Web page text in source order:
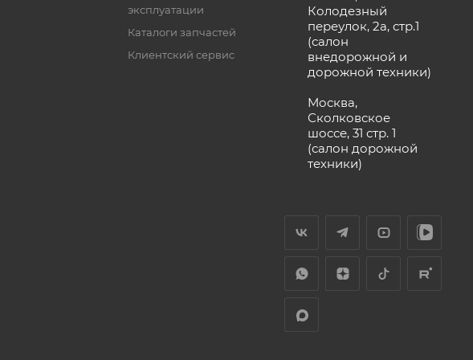
эксплуатации
Каталоги запчастей
Клиентский сервис
Колодезный
переулок, 2а, стр.1
(салон
внедорожной и
дорожной техники)
Москва,
Сколковское
шоссе, 31 стр. 1
(салон дорожной
техники)